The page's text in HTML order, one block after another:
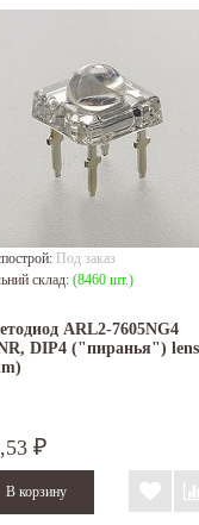
Под заказ
склад: (8460 шт.)
ARL2-7605NG4
DIP4 ("пиранья") lens
₽